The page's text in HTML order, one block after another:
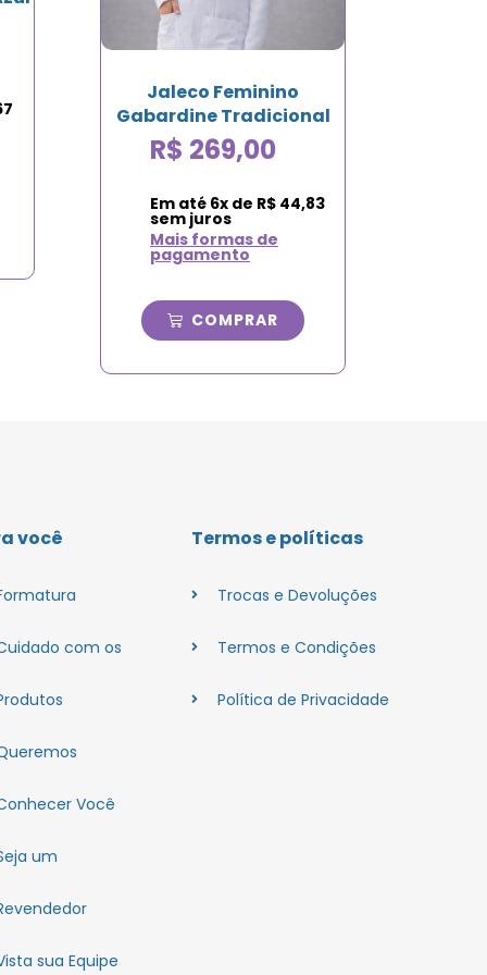
Jaleco Feminino
Gabardine Tradicional
R$ 269,00
Em até 6x de R$ 44,83
sem juros
Mais formas de
pagamento
COMPRAR
você
com os
Você
um
sua Equipe
Termos e políticas
Trocas e Devoluções
Termos e Condições
Política de Privacidade